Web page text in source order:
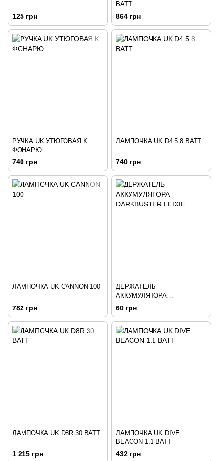
125 грн
ВАТТ
864 грн
РУЧКА UK УТЮГОВАЯ К
ФОНАРЮ
740 грн
ЛАМПОЧКА UK D4 5.8 ВАТТ
740 грн
ЛАМПОЧКА UK CANNON 100
782 грн
ДЕРЖАТЕЛЬ
АККУМУЛЯТОРА
DARKBUSTER LED3Е
60 грн
ЛАМПОЧКА UK D8R 30 ВАТТ
1 215 грн
ЛАМПОЧКА UK DIVE
BEACON 1.1 ВАТТ
432 грн